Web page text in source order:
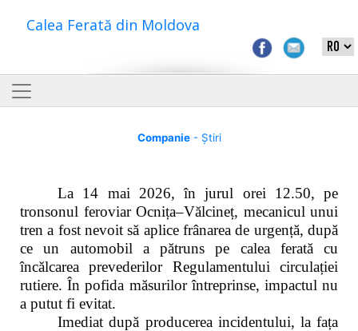
Calea Ferată din Moldova
Companie- Știri
La 14 mai 2026, în jurul orei 12.50, pe
tronsonul feroviar Ocnița–Vălcineț, mecanicul unui
tren a fost nevoit să aplice frânarea de urgență, după
ce un automobil a pătruns pe calea ferată cu
încălcarea prevederilor Regulamentului circulației
rutiere. În pofida măsurilor întreprinse, impactul nu
a putut fi evitat.
Imediat după producerea incidentului, la fața